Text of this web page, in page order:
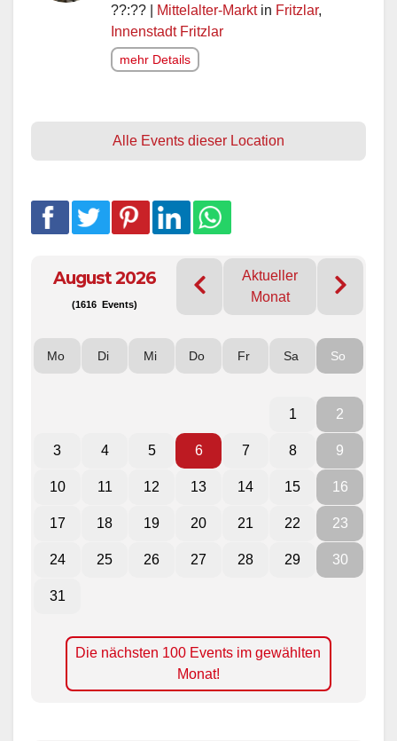
??:?? | Mittelalter-Marktin Fritzlar,
Innenstadt Fritzlar
mehr Details
Alle Events dieser Location
August 2026
(1616 Events)
Aktueller
Monat
Mo Di Mi Do Fr Sa So
1 2
3 4 5 6 7 8 9
10 11 12 13 14 15 16
17 18 19 20 21 22 23
24 25 26 27 28 29 30
31
Die nächsten 100 Events im gewählten
Monat!